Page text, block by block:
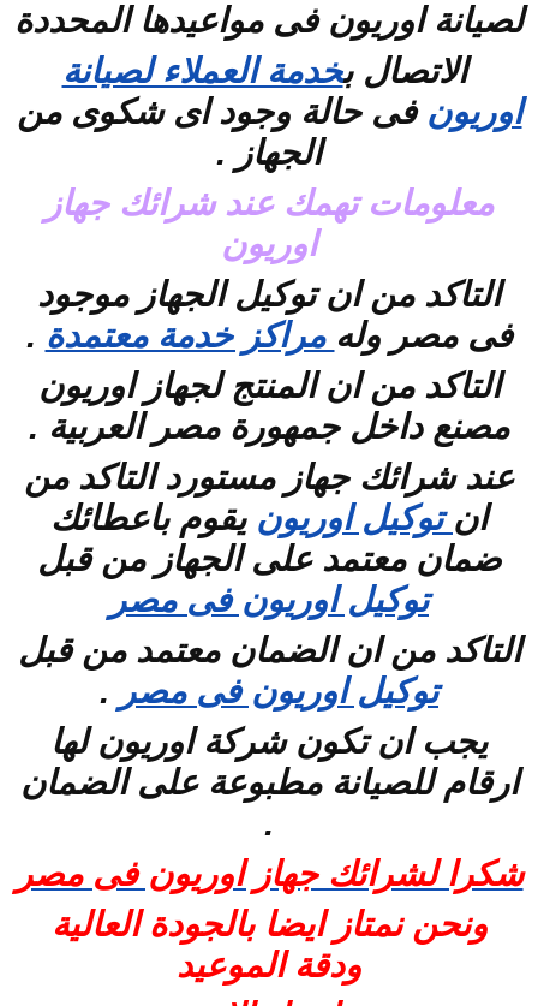
لصيانة اوريون فى مواعيدها المحددة
الاتصال بخدمة العملاء لصيانة
اوريون فى حالة وجود اى شكوى من
الجهاز .
معلومات تهمك عند شرائك جهاز
اوريون
التاكد من ان توكيل الجهاز موجود
فى مصر وله مراكز خدمة معتمدة .
التاكد من ان المنتج لجهاز اوريون
مصنع داخل جمهورة مصر العربية .
عند شرائك جهاز مستورد التاكد من
انتوكيل اوريون يقوم باعطائك
ضمان معتمد على الجهاز من قبل
توكيل اوريون فى مصر
التاكد من ان الضمان معتمد من قبل
توكيل اوريون فى مصر .
يجب ان تكون شركة اوريون لها
ارقام للصيانة مطبوعة على الضمان
.
شكرا لشرائك جهاز اوريون فى مصر
ونحن نمتاز ايضا بالجودة العالية
ودقة الموعيد